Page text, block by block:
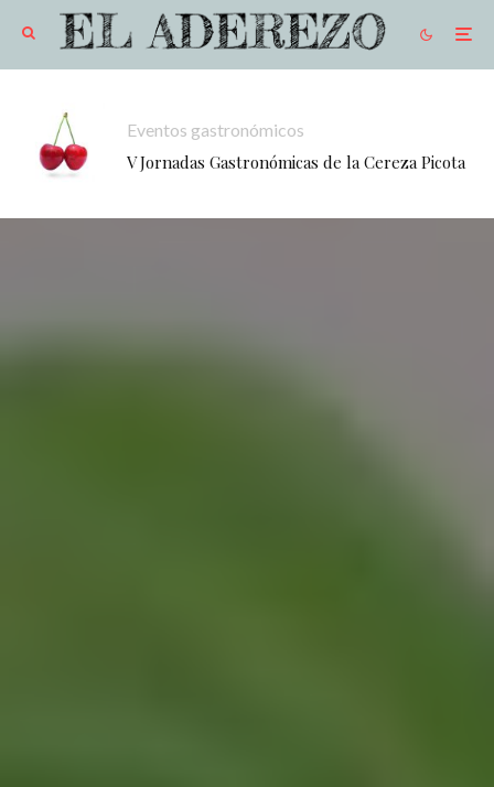
Eventos gastronómicos
V Jornadas Gastronómicas de la Cereza Picota